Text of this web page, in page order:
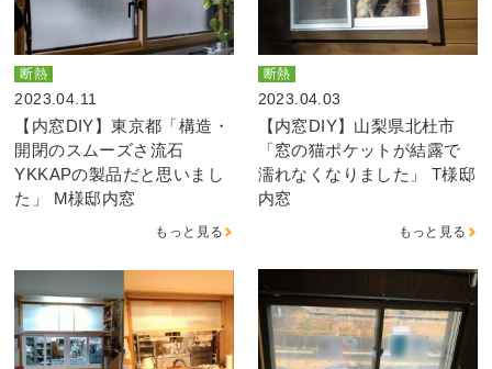
断熱
2023.04.11
【内窓DIY】東京都「構造・
開閉のスムーズさ流石
YKKAPの製品だと思いまし
た」 M様邸内窓
もっと見る
断熱
2023.04.03
【内窓DIY】山梨県北杜市
「窓の猫ポケットが結露で
濡れなくなりました」 T様邸
内窓
もっと見る